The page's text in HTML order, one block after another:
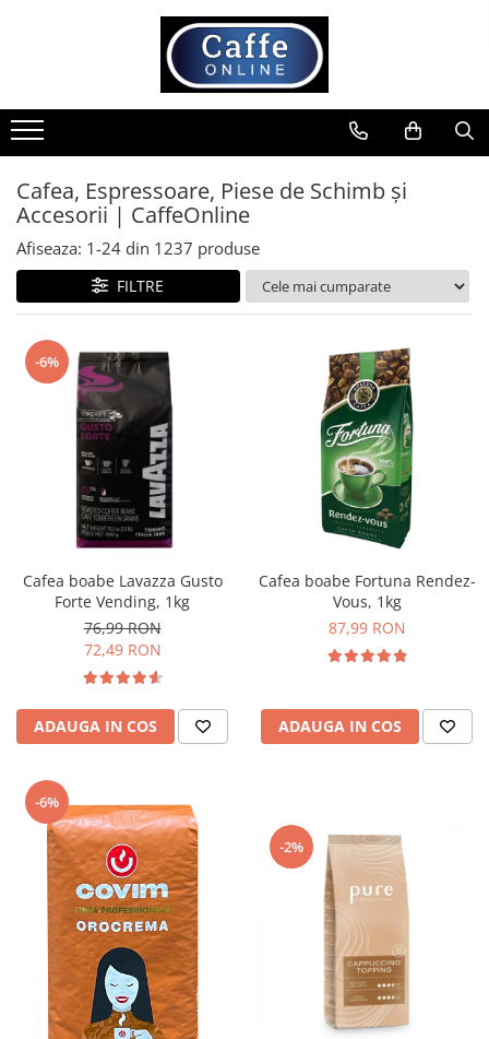
Cafea
Cafea Boabe
Capsule Cafea
Cafea Macinata
Cafea Instant
Espressoare
Aparate Automate
Aparate capsule
Aparate clasice
Accesorii
Complementare
Diverse
Pahare de cafea
Consumabile
Ciocolata calda
Lapte instant
Pliculete Zahar si Miere
Siropuri
Topping
Aparate SH
Promotii
Stabilizatoare tensiune
Cafea, Espressoare, Piese de Schimb și
Accesorii | CaffeOnline
Afiseaza: 1-24 din 1237 produse
FILTRE
-6%
Cafea boabe Lavazza Gusto
Forte Vending, 1kg
76,99 RON
72,49 RON
ADAUGA IN COS
Cafea boabe Fortuna Rendez-
Vous, 1kg
87,99 RON
ADAUGA IN COS
-6%
-2%